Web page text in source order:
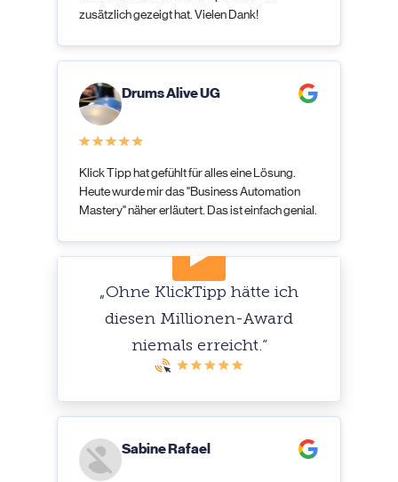
zusätzlich gezeigt hat. Vielen Dank!
Drums Alive UG
Klick Tipp hat gefühlt für alles eine Lösung.
Heute wurde mir das "Business Automation
Mastery" näher erläutert. Das ist einfach genial.
„Ohne KlickTipp hätte ich
diesen Millionen-Award
niemals erreicht.“
Sabine Rafael